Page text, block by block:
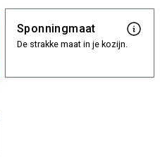
Sponningmaat
De strakke maat in je kozijn.